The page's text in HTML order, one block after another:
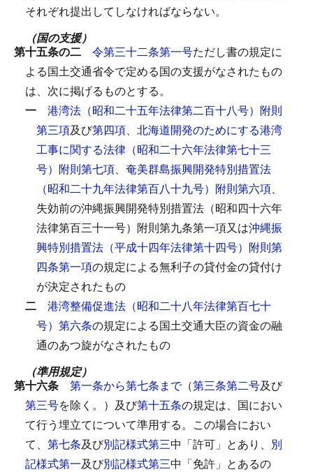
それぞれ提出してしなければならない。
（国の支援）
第十五条の二 令第三十二条第一号ただし書の規定に
よる国土交通省令で定める国の支援がなされたもの
は、次に掲げるものとする。
一 港湾法（昭和二十五年法律第二百十八号）附則
第三項及び第四項、 北海道開発のためにする港湾
工事に関する法律（昭和二十六年法律第七十三
号）附則第七項、 奄美群島振興開発特別措置法
（昭和二十九年法律第百八十九号）附則第六項、
失効前の沖縄振興開発特別措置法（昭和四十六年
法律第百三十一号）附則第九条第一項又は沖縄振
興特別措置法（平成十四年法律第十四号）附則第
四条第一項の規定による無利子の貸付金の貸付け
が決定されたもの
二 港湾整備促進法（昭和二十八年法律第百七十
号）第六条の規定による国土交通大臣の資金の融
通のあつ旋がなされたもの
（準用規定）
第十六条 第一条から第七条まで（第三条第二号及び
第三号を除く。）及び第十五条の規定は、国におい
て行う埋立てについて準用する。 この場合におい
て、 第七条及び別記様式第三中「許可」とあり、 別
記様式第一及び別記様式第三中「免許」とあるの